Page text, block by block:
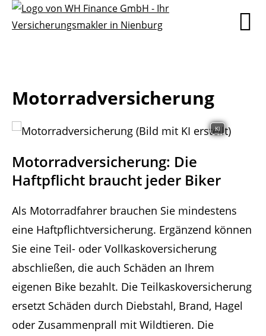
Motorradversicherung
KI
Motorradversicherung: Die
Haftpflicht braucht jeder Biker
Als Motorradfahrer brauchen Sie mindestens
eine Haftpflichtversicherung. Ergänzend können
Sie eine Teil- oder Vollkaskoversicherung
abschließen, die auch Schäden an Ihrem
eigenen Bike bezahlt. Die Teilkaskoversicherung
ersetzt Schäden durch Diebstahl, Brand, Hagel
oder Zusammenprall mit Wildtieren. Die